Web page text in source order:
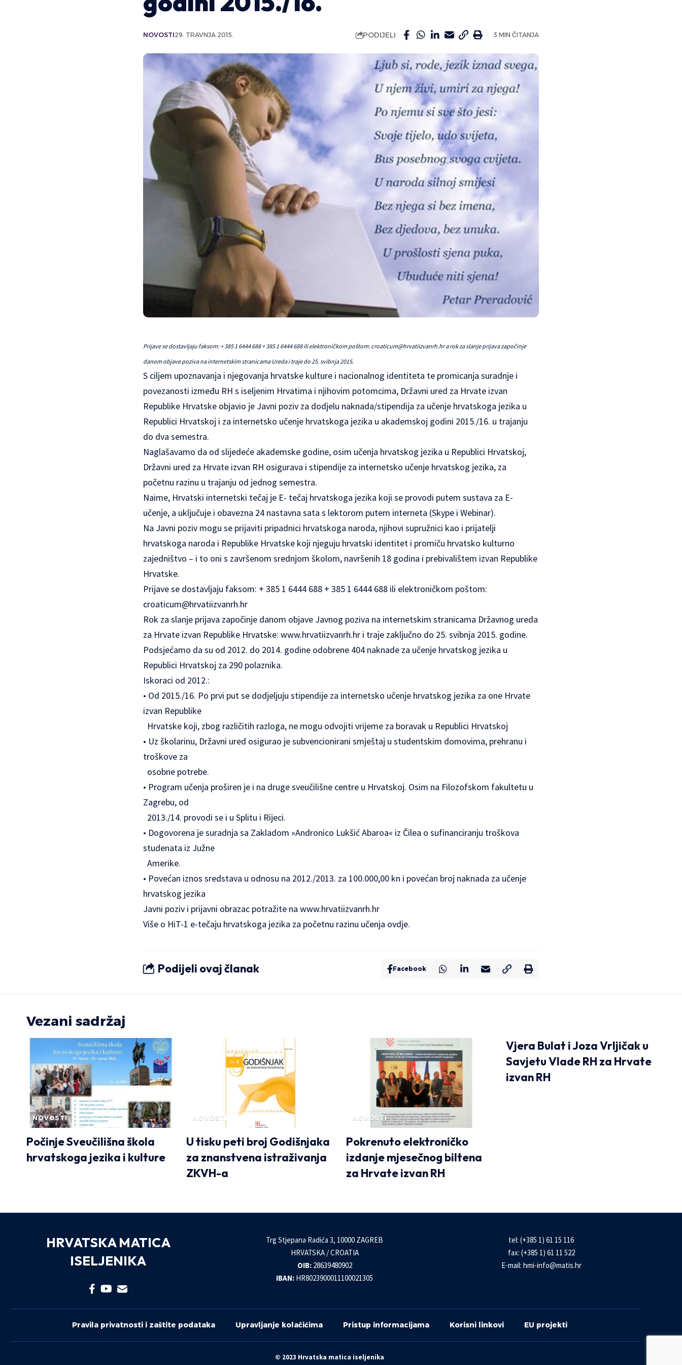
NOVOSTI29. TRAVNJA 2015. PODIJELI 3 MIN ČITANJA
Prijave se dostavljaju faksom: + 385 1 6444 688 + 385 1 6444 688 ili elektroničkom poštom:croaticum@hrvatiizvanrh.hra rok za slanje prijava započinje
danom objave poziva na internetskim stranicama Ureda i traje do 25. svibnja 2015.
S ciljem upoznavanja i njegovanja hrvatske kulture i nacionalnog identiteta te promicanja suradnje i
povezanosti između RH s iseljenim Hrvatima i njihovim potomcima, Državni ured za Hrvate izvan
Republike Hrvatske objavio je Javni poziv za dodjelu naknada/stipendija za učenje hrvatskoga jezika u
Republici Hrvatskoj i za internetsko učenje hrvatskoga jezika u akademskoj godini 2015./16. u trajanju
do dva semestra.
Naglašavamo da od slijedeće akademske godine, osim učenja hrvatskog jezika u Republici Hrvatskoj,
Državni ured za Hrvate izvan RH osigurava i stipendije za internetsko učenje hrvatskog jezika, za
početnu razinu u trajanju od jednog semestra.
Naime, Hrvatski internetski tečaj je E- tečaj hrvatskoga jezika koji se provodi putem sustava za E-
učenje, a uključuje i obavezna 24 nastavna sata s lektorom putem interneta (Skype i Webinar).
Na Javni poziv mogu se prijaviti pripadnici hrvatskoga naroda, njihovi supružnici kao i prijatelji
hrvatskoga naroda i Republike Hrvatske koji njeguju hrvatski identitet i promiču hrvatsko kulturno
zajedništvo – i to oni s završenom srednjom školom, navršenih 18 godina i prebivalištem izvan Republike
Hrvatske.
Prijave se dostavljaju faksom: + 385 1 6444 688 + 385 1 6444 688 ili elektroničkom poštom:
croaticum@hrvatiizvanrh.hr
Rok za slanje prijava započinje danom objave Javnog poziva na internetskim stranicama Državnog ureda
za Hrvate izvan Republike Hrvatske: www.hrvatiizvanrh.hr i traje zaključno do 25. svibnja 2015. godine.
Podsjećamo da su od 2012. do 2014. godine odobrene 404 naknade za učenje hrvatskog jezika u
Republici Hrvatskoj za 290 polaznika.
Iskoraci od 2012.:
• Od 2015./16. Po prvi put se dodjeljuju stipendije za internetsko učenje hrvatskog jezika za one Hrvate
izvan Republike
Hrvatske koji, zbog različitih razloga, ne mogu odvojiti vrijeme za boravak u Republici Hrvatskoj
• Uz školarinu, Državni ured osigurao je subvencionirani smještaj u studentskim domovima, prehranu i
troškove za
osobne potrebe.
• Program učenja proširen je i na druge sveučilišne centre u Hrvatskoj. Osim na Filozofskom fakultetu u
Zagrebu, od
2013./14. provodi se i u Splitu i Rijeci.
• Dogovorena je suradnja sa Zakladom »Andronico Lukšić Abaroa« iz Čilea o sufinanciranju troškova
studenata iz Južne
Amerike.
• Povećan iznos sredstava u odnosu na 2012./2013. za 100.000,00 kn i povećan broj naknada za učenje
hrvatskog jezika
Javni poziv i prijavni obrazac potražite na www.hrvatiizvanrh.hr
Više o HiT-1 e-tečaju hrvatskoga jezika za početnu razinu učenja ovdje.
Podijeli ovaj članak Facebook
Vezani sadržaj
NOVOSTI
Počinje Sveučilišna škola
hrvatskoga jezika i kulture
NOVOSTI
U tisku peti broj Godišnjaka
za znanstvena istraživanja
ZKVH-a
NOVOSTI
Pokrenuto elektroničko
izdanje mjesečnog biltena
za Hrvate izvan RH
Vjera Bulat i Joza Vrljičak u
Savjetu Vlade RH za Hrvate
izvan RH
HRVATSKA MATICA
ISELJENIKA
Trg Stjepana Radića 3, 10000 ZAGREB
HRVATSKA / CROATIA
OIB:28639480902
IBAN: HR8023900011100021305
tel: (+385 1) 61 15 116
fax: (+385 1) 61 11 522
E-mail: hmi-info@matis.hr
Pravila privatnosti i zaštite podataka Upravljanje kolačićima Pristup informacijama Korisni linkovi EU projekti
© 2023 Hrvatska matica iseljenika